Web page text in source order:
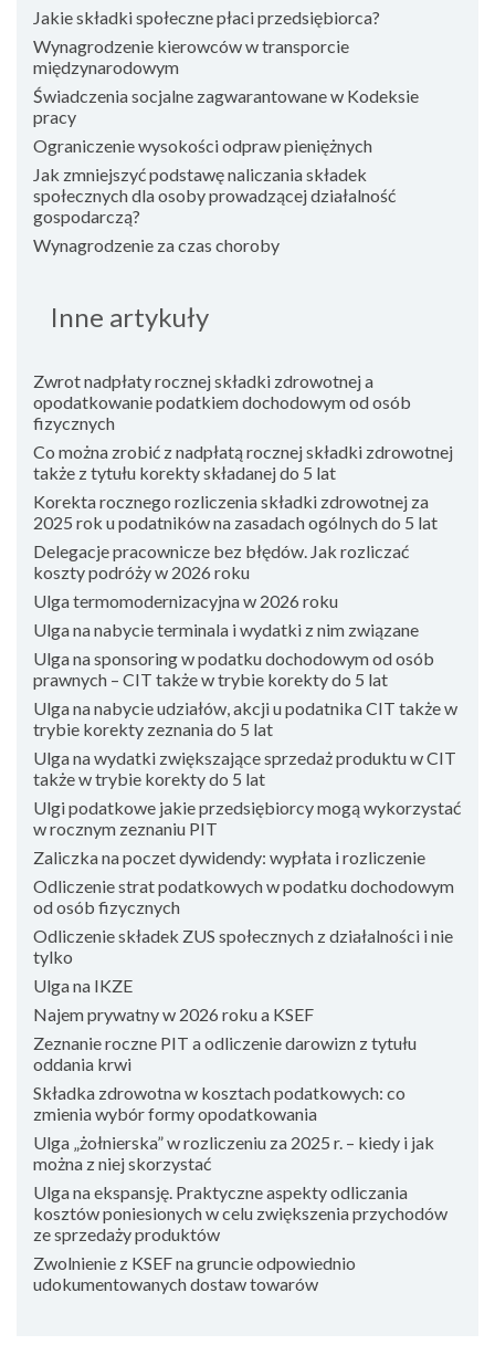
Jakie składki społeczne płaci przedsiębiorca?
Wynagrodzenie kierowców w transporcie
międzynarodowym
Świadczenia socjalne zagwarantowane w Kodeksie
pracy
Ograniczenie wysokości odpraw pieniężnych
Jak zmniejszyć podstawę naliczania składek
społecznych dla osoby prowadzącej działalność
gospodarczą?
Wynagrodzenie za czas choroby
Inne artykuły
Zwrot nadpłaty rocznej składki zdrowotnej a
opodatkowanie podatkiem dochodowym od osób
fizycznych
Co można zrobić z nadpłatą rocznej składki zdrowotnej
także z tytułu korekty składanej do 5 lat
Korekta rocznego rozliczenia składki zdrowotnej za
2025 rok u podatników na zasadach ogólnych do 5 lat
Delegacje pracownicze bez błędów. Jak rozliczać
koszty podróży w 2026 roku
Ulga termomodernizacyjna w 2026 roku
Ulga na nabycie terminala i wydatki z nim związane
Ulga na sponsoring w podatku dochodowym od osób
prawnych – CIT także w trybie korekty do 5 lat
Ulga na nabycie udziałów, akcji u podatnika CIT także w
trybie korekty zeznania do 5 lat
Ulga na wydatki zwiększające sprzedaż produktu w CIT
także w trybie korekty do 5 lat
Ulgi podatkowe jakie przedsiębiorcy mogą wykorzystać
w rocznym zeznaniu PIT
Zaliczka na poczet dywidendy: wypłata i rozliczenie
Odliczenie strat podatkowych w podatku dochodowym
od osób fizycznych
Odliczenie składek ZUS społecznych z działalności i nie
tylko
Ulga na IKZE
Najem prywatny w 2026 roku a KSEF
Zeznanie roczne PIT a odliczenie darowizn z tytułu
oddania krwi
Składka zdrowotna w kosztach podatkowych: co
zmienia wybór formy opodatkowania
Ulga „żołnierska” w rozliczeniu za 2025 r. – kiedy i jak
można z niej skorzystać
Ulga na ekspansję. Praktyczne aspekty odliczania
kosztów poniesionych w celu zwiększenia przychodów
ze sprzedaży produktów
Zwolnienie z KSEF na gruncie odpowiednio
udokumentowanych dostaw towarów